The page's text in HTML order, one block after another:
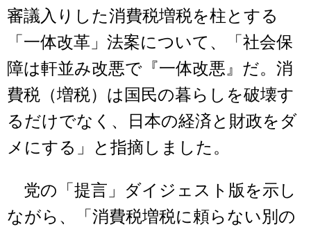
審議入りした消費税増税を柱とする
「一体改革」法案について、「社会保
障は軒並み改悪で『一体改悪』だ。消
費税（増税）は国民の暮らしを破壊す
るだけでなく、日本の経済と財政をダ
メにする」と指摘しました。
党の「提言」ダイジェスト版を示し
ながら、「消費税増税に頼らない別の